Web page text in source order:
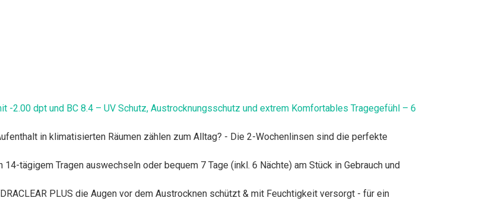
-2.00 dpt und BC 8.4 – UV Schutz, Austrocknungsschutz und extrem Komfortables Tragegefühl – 6
in klimatisierten Räumen zählen zum Alltag? - Die 2-Wochenlinsen sind die perfekte
tägigem Tragen auswechseln oder bequem 7 Tage (inkl. 6 Nächte) am Stück in Gebrauch und
PLUS die Augen vor dem Austrocknen schützt & mit Feuchtigkeit versorgt - für ein